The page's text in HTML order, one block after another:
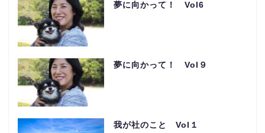
夢に向かって！ Vol6
夢に向かって！ Vol９
我が社のこと Vol１